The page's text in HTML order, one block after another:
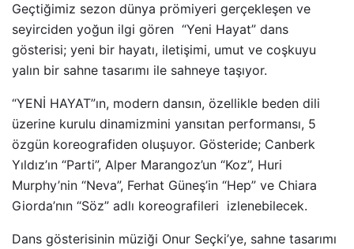
Geçtiğimiz sezon dünya prömiyeri gerçekleşen ve
seyirciden yoğun ilgi gören “Yeni Hayat” dans
gösterisi; yeni bir hayatı, iletişimi, umut ve coşkuyu
yalın bir sahne tasarımı ile sahneye taşıyor.
“YENİ HAYAT”ın, modern dansın, özellikle beden dili
üzerine kurulu dinamizmini yansıtan performansı, 5
özgün koreografiden oluşuyor. Gösteride; Canberk
Yıldız’ın “Parti”, Alper Marangoz’un “Koz”, Huri
Murphy’nin “Neva”, Ferhat Güneş’in “Hep” ve Chiara
Giorda’nın “Söz” adlı koreografileri izlenebilecek.
Dans gösterisinin müziği Onur Seçki’ye, sahne tasarımı